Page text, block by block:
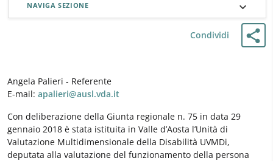
Angela Palieri - Referente
E-mail: apalieri@ausl.vda.it
Con deliberazione della Giunta regionale n. 75 in data 29
gennaio 2018 è stata istituita in Valle d’Aosta l’Unità di
Valutazione Multidimensionale della Disabilità UVMDi,
deputata alla valutazione del funzionamento della persona
Condividi
NAVIGA SEZIONE